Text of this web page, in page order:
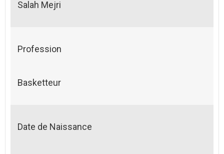
Salah Mejri
Profession
Basketteur
Date de Naissance